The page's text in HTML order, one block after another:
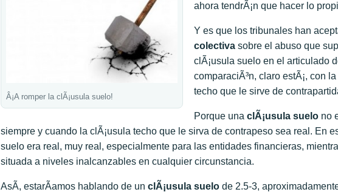
Â¡A romper la clÃ¡usula suelo!
ahora tendrÃ¡n que hacer lo
Y es que los tribunales han
colectiva sobre el abuso que
clÃ¡usula suelo en el articulado
comparaciÃ³n, claro estÃ¡, con
techo que le sirve de
Porque una clÃ¡usula suelo no
siempre y cuando la clÃ¡usula techo que le sirva de contrapeso sea real. En
suelo era real, muy real, especialmente para las entidades financieras,
situada a niveles inalcanzables en cualquier circunstancia.
AsÃ­, estarÃ­amos hablando de un clÃ¡usula suelo de 2.5-3,